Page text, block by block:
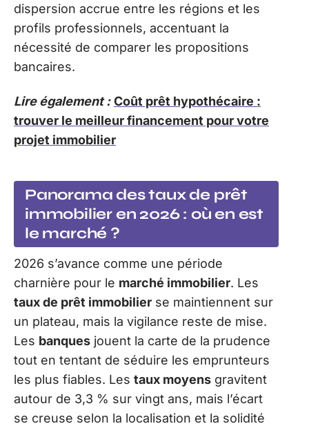
dispersion accrue entre les régions et les
profils professionnels, accentuant la
nécessité de comparer les propositions
bancaires.
Lire également : Coût prêt hypothécaire :
trouver le meilleur financement pour votre
projet immobilier
Panorama des taux de prêt
immobilier en 2026 : où en est
le marché ?
2026 s’avance comme une période
charnière pour le marché immobilier. Les
taux de prêt immobilier se maintiennent sur
un plateau, mais la vigilance reste de mise.
Les banques jouent la carte de la prudence
tout en tentant de séduire les emprunteurs
les plus fiables. Les taux moyens gravitent
autour de 3,3 % sur vingt ans, mais l’écart
se creuse selon la localisation et la solidité